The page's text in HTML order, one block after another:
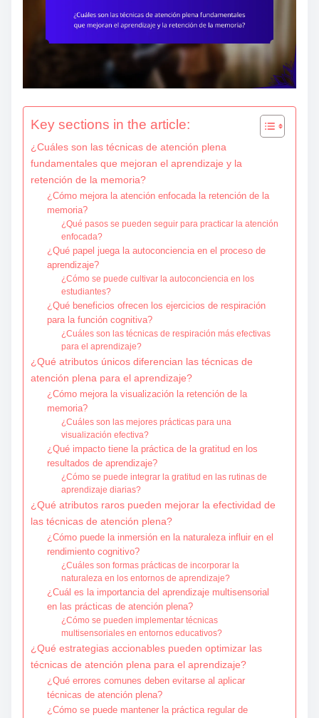
Key sections in the article:
¿Cuáles son las técnicas de atención plena
fundamentales que mejoran el aprendizaje y la
retención de la memoria?
¿Cómo mejora la atención enfocada la retención de la
memoria?
¿Qué pasos se pueden seguir para practicar la atención
enfocada?
¿Qué papel juega la autoconciencia en el proceso de
aprendizaje?
¿Cómo se puede cultivar la autoconciencia en los
estudiantes?
¿Qué beneficios ofrecen los ejercicios de respiración
para la función cognitiva?
¿Cuáles son las técnicas de respiración más efectivas
para el aprendizaje?
¿Qué atributos únicos diferencian las técnicas de
atención plena para el aprendizaje?
¿Cómo mejora la visualización la retención de la
memoria?
¿Cuáles son las mejores prácticas para una
visualización efectiva?
¿Qué impacto tiene la práctica de la gratitud en los
resultados de aprendizaje?
¿Cómo se puede integrar la gratitud en las rutinas de
aprendizaje diarias?
¿Qué atributos raros pueden mejorar la efectividad de
las técnicas de atención plena?
¿Cómo puede la inmersión en la naturaleza influir en el
rendimiento cognitivo?
¿Cuáles son formas prácticas de incorporar la
naturaleza en los entornos de aprendizaje?
¿Cuál es la importancia del aprendizaje multisensorial
en las prácticas de atención plena?
¿Cómo se pueden implementar técnicas
multisensoriales en entornos educativos?
¿Qué estrategias accionables pueden optimizar las
técnicas de atención plena para el aprendizaje?
¿Qué errores comunes deben evitarse al aplicar
técnicas de atención plena?
¿Cómo se puede mantener la práctica regular de